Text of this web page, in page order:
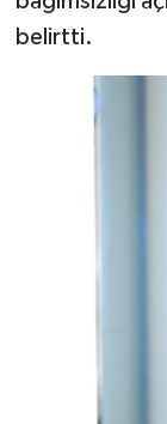
belirtti.